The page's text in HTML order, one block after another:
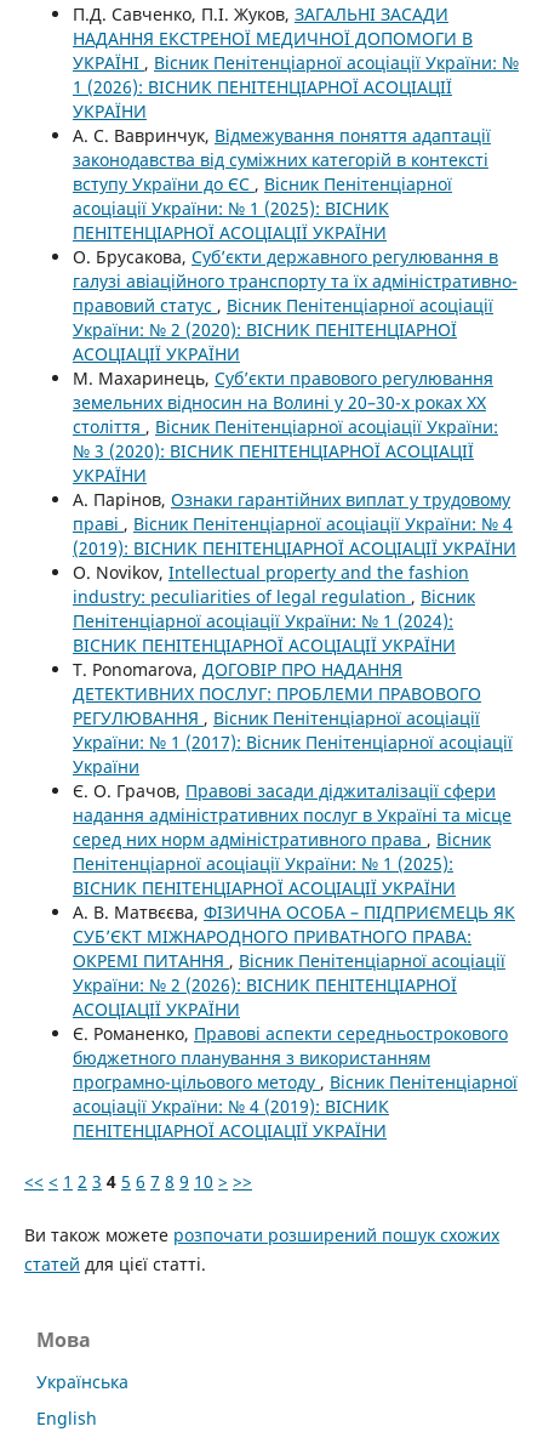
П.Д. Савченко, П.І. Жуков, ЗАГАЛЬНІ ЗАСАДИ
НАДАННЯ ЕКСТРЕНОЇ МЕДИЧНОЇ ДОПОМОГИ В
УКРАЇНІ , Вісник Пенітенціарної асоціації України: №
1 (2026): ВІСНИК ПЕНІТЕНЦІАРНОЇ АСОЦІАЦІЇ
УКРАЇНИ
А. С. Вавринчук, Відмежування поняття адаптації
законодавства від суміжних категорій в контексті
вступу України до ЄС , Вісник Пенітенціарної
асоціації України: № 1 (2025): ВІСНИК
ПЕНІТЕНЦІАРНОЇ АСОЦІАЦІЇ УКРАЇНИ
О. Брусакова, Суб’єкти державного регулювання в
галузі авіаційного транспорту та їх адміністративно-
правовий статус , Вісник Пенітенціарної асоціації
України: № 2 (2020): ВІСНИК ПЕНІТЕНЦІАРНОЇ
АСОЦІАЦІЇ УКРАЇНИ
М. Махаринець, Суб’єкти правового регулювання
земельних відносин на Волині у 20–30-х роках ХХ
століття , Вісник Пенітенціарної асоціації України:
№ 3 (2020): ВІСНИК ПЕНІТЕНЦІАРНОЇ АСОЦІАЦІЇ
УКРАЇНИ
А. Парінов, Ознаки гарантійних виплат у трудовому
праві , Вісник Пенітенціарної асоціації України: № 4
(2019): ВІСНИК ПЕНІТЕНЦІАРНОЇ АСОЦІАЦІЇ УКРАЇНИ
O. Novikov, Intellectual property and the fashion
industry: peculiarities of legal regulation , Вісник
Пенітенціарної асоціації України: № 1 (2024):
ВІСНИК ПЕНІТЕНЦІАРНОЇ АСОЦІАЦІЇ УКРАЇНИ
T. Ponomarova, ДОГОВІР ПРО НАДАННЯ
ДЕТЕКТИВНИХ ПОСЛУГ: ПРОБЛЕМИ ПРАВОВОГО
РЕГУЛЮВАННЯ , Вісник Пенітенціарної асоціації
України: № 1 (2017): Вісник Пенітенціарної асоціації
України
Є. О. Грачов, Правові засади діджиталізації сфери
надання адміністративних послуг в Україні та місце
серед них норм адміністративного права , Вісник
Пенітенціарної асоціації України: № 1 (2025):
ВІСНИК ПЕНІТЕНЦІАРНОЇ АСОЦІАЦІЇ УКРАЇНИ
А. В. Матвєєва, ФІЗИЧНА ОСОБА – ПІДПРИЄМЕЦЬ ЯК
СУБ’ЄКТ МІЖНАРОДНОГО ПРИВАТНОГО ПРАВА:
ОКРЕМІ ПИТАННЯ , Вісник Пенітенціарної асоціації
України: № 2 (2026): ВІСНИК ПЕНІТЕНЦІАРНОЇ
АСОЦІАЦІЇ УКРАЇНИ
Є. Романенко, Правові аспекти середньострокового
бюджетного планування з використанням
програмно-цільового методу , Вісник Пенітенціарної
асоціації України: № 4 (2019): ВІСНИК
ПЕНІТЕНЦІАРНОЇ АСОЦІАЦІЇ УКРАЇНИ
<< < 1 2 3 4 5 6 7 8 9 10 > >>
Ви також можете розпочати розширений пошук схожих
статей для цієї статті.
Мова
Українська
English